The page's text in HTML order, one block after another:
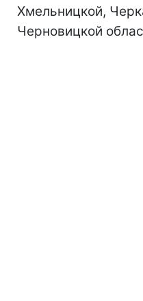
Хмельницкой,
Черновицкой